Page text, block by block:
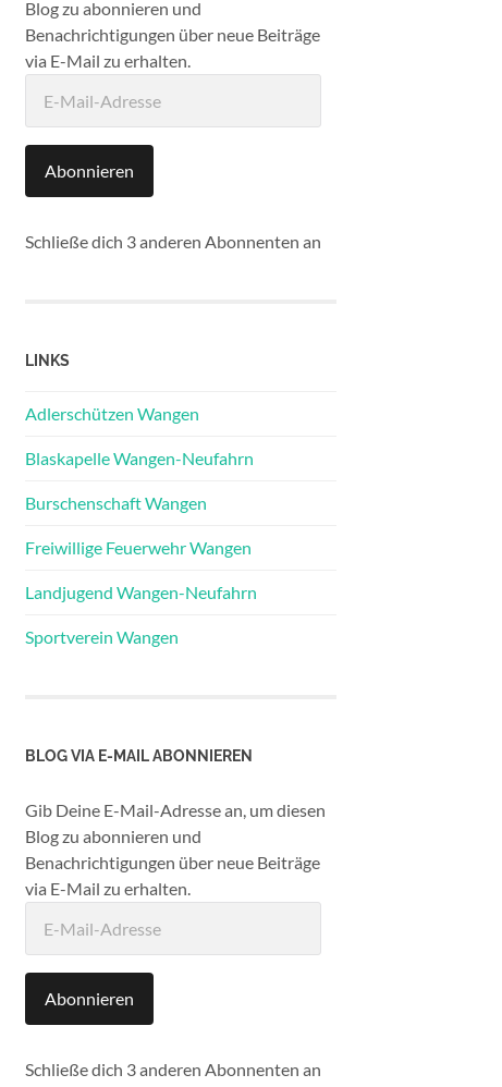
Blog zu abonnieren und
Benachrichtigungen über neue Beiträge
via E-Mail zu erhalten.
Mail-
Abonnieren
Schließe dich 3 anderen Abonnenten an
LINKS
Adlerschützen Wangen
Blaskapelle Wangen-Neufahrn
Burschenschaft Wangen
Freiwillige Feuerwehr Wangen
Landjugend Wangen-Neufahrn
Sportverein Wangen
BLOG VIA E-MAIL ABONNIEREN
Gib Deine E-Mail-Adresse an, um diesen
Blog zu abonnieren und
Benachrichtigungen über neue Beiträge
via E-Mail zu erhalten.
Mail-
Abonnieren
Schließe dich 3 anderen Abonnenten an